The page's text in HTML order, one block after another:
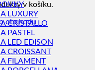
v košíku.
obchodu
LUXURY
CRISTALLO
PASTEL
LED EDISON
CROISSANT
FILAMENT